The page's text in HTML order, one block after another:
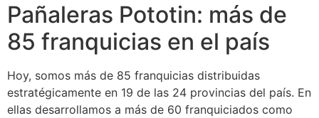
Pañaleras Pototin: más de
85 franquicias en el país
Hoy, somos más de 85 franquicias distribuidas
estratégicamente en 19 de las 24 provincias del país. En
ellas desarrollamos a más de 60 franquiciados como